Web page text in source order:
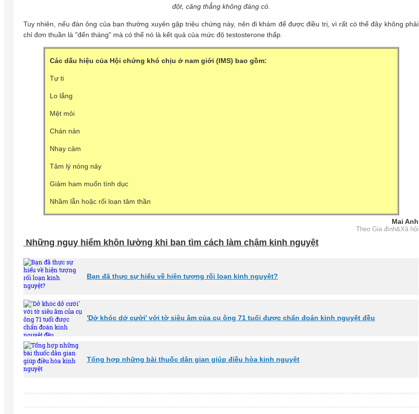
đột, căng thẳng không đáng có.
Tuy nhiên, nếu đàn ông của bạn thường xuyên gặp triệu chứng này, nên đi khám để được điều trị, vì rất có thể đây không phải
chỉ đơn thuần là "đến tháng" mà có thể nó là kết quả của mức độ testosterone thấp.
Các dấu hiệu của Hội chứng khó chịu ở nam giới (IMS) bao gồm:
Tự ti
Lo lắng
Mệt mỏi
Chán nản
Nhạy cảm
Tâm lý nóng nảy
Giảm ham muốn tình dục
Nhầm lẫn hoặc rối loạn tâm thần
Mai Anh
Theo Gia đình&Xã hội
Những nguy hiểm khôn lường khi bạn tìm cách làm chậm kinh nguyệt
Bạn đã thực sự hiểu về hiện tượng rối loạn kinh nguyệt?
'Dở khóc dở cười' với tờ siêu âm của cụ ông 71 tuổi được chẩn đoán kinh nguyệt đều
Tổng hợp những bài thuốc dân gian giúp điều hòa kinh nguyệt